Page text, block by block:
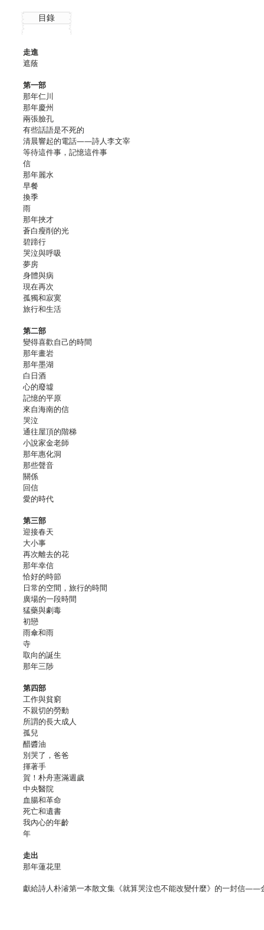
目錄
走進
遮蔭
第一部
那年仁川
那年慶州
兩張臉孔
有些話語是不死的
清晨響起的電話——詩人李文宰
等待這件事，記憶這件事
信
那年麗水
早餐
換季
雨
那年挾才
蒼白瘦削的光
碧蹄行
哭泣與呼吸
夢房
身體與病
現在再次
孤獨和寂寞
旅行和生活
第二部
變得喜歡自己的時間
那年畫岩
那年墨湖
白日酒
心的廢墟
記憶的平原
來自海南的信
哭泣
通往屋頂的階梯
小說家金老師
那年惠化洞
那些聲音
關係
回信
愛的時代
第三部
迎接春天
大小事
再次離去的花
那年幸信
恰好的時節
日常的空間，旅行的時間
廣場的一段時間
猛藥與劇毒
初戀
雨傘和雨
寺
取向的誕生
那年三陟
第四部
工作與貧窮
不親切的勞動
所謂的長大成人
孤兒
醋醬油
別哭了，爸爸
揮著手
賀！朴舟憲滿週歲
中央醫院
血腸和革命
死亡和遺書
我內心的年齡
年
走出
那年蓮花里
獻給詩人朴濬第一本散文集《就算哭泣也不能改變什麼》的一封信——